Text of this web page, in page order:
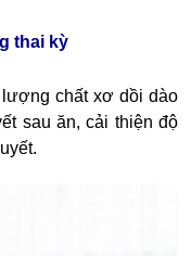
thai kỳ
chất xơ dồi dào
sau ăn, cải thiện độ